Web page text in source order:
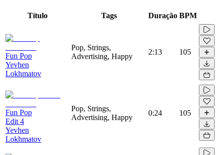
Título Tags Duração BPM
Fun Pop
Yevhen
Lokhmatov
Pop, Strings,
Advertising, Happy
2:13 105
Fun Pop
Edit 4
Yevhen
Lokhmatov
Pop, Strings,
Advertising, Happy
0:24 105